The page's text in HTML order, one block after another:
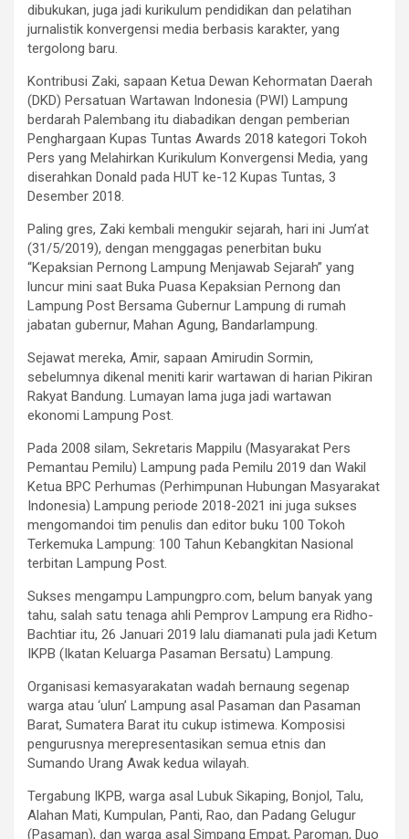
dibukukan, juga jadi kurikulum pendidikan dan pelatihan
jurnalistik konvergensi media berbasis karakter, yang
tergolong baru.
Kontribusi Zaki, sapaan Ketua Dewan Kehormatan Daerah
(DKD) Persatuan Wartawan Indonesia (PWI) Lampung
berdarah Palembang itu diabadikan dengan pemberian
Penghargaan Kupas Tuntas Awards 2018 kategori Tokoh
Pers yang Melahirkan Kurikulum Konvergensi Media, yang
diserahkan Donald pada HUT ke-12 Kupas Tuntas, 3
Desember 2018.
Paling gres, Zaki kembali mengukir sejarah, hari ini Jum’at
(31/5/2019), dengan menggagas penerbitan buku
“Kepaksian Pernong Lampung Menjawab Sejarah” yang
luncur mini saat Buka Puasa Kepaksian Pernong dan
Lampung Post Bersama Gubernur Lampung di rumah
jabatan gubernur, Mahan Agung, Bandarlampung.
Sejawat mereka, Amir, sapaan Amirudin Sormin,
sebelumnya dikenal meniti karir wartawan di harian Pikiran
Rakyat Bandung. Lumayan lama juga jadi wartawan
ekonomi Lampung Post.
Pada 2008 silam, Sekretaris Mappilu (Masyarakat Pers
Pemantau Pemilu) Lampung pada Pemilu 2019 dan Wakil
Ketua BPC Perhumas (Perhimpunan Hubungan Masyarakat
Indonesia) Lampung periode 2018-2021 ini juga sukses
mengomandoi tim penulis dan editor buku 100 Tokoh
Terkemuka Lampung: 100 Tahun Kebangkitan Nasional
terbitan Lampung Post.
Sukses mengampu Lampungpro.com, belum banyak yang
tahu, salah satu tenaga ahli Pemprov Lampung era Ridho-
Bachtiar itu, 26 Januari 2019 lalu diamanati pula jadi Ketum
IKPB (Ikatan Keluarga Pasaman Bersatu) Lampung.
Organisasi kemasyarakatan wadah bernaung segenap
warga atau ‘ulun’ Lampung asal Pasaman dan Pasaman
Barat, Sumatera Barat itu cukup istimewa. Komposisi
pengurusnya merepresentasikan semua etnis dan
Sumando Urang Awak kedua wilayah.
Tergabung IKPB, warga asal Lubuk Sikaping, Bonjol, Talu,
Alahan Mati, Kumpulan, Panti, Rao, dan Padang Gelugur
(Pasaman), dan warga asal Simpang Empat, Paroman, Duo